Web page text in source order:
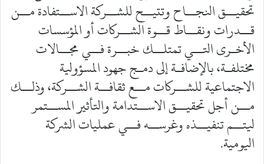
تحقيــق النجــاح وتتيــح للشــركة الاســتفادة مــن
قــدرات ونقــاط قــوة الشــركات أو المؤسسات
الأخــرى التــي تمتلــك خبــرة فــي مجــالات
مختلفـة، بالإضافـة إلى دمـج جهود المسؤولية
الاجتماعية للشــركات مــع ثقافــة الشــركة، وذلــك
مــن أجل تحقيــق الاســتدامة والتأثير المســتمر
ليتــم تنفيــذه وغرســه فــي عمليات الشركة
اليومية.